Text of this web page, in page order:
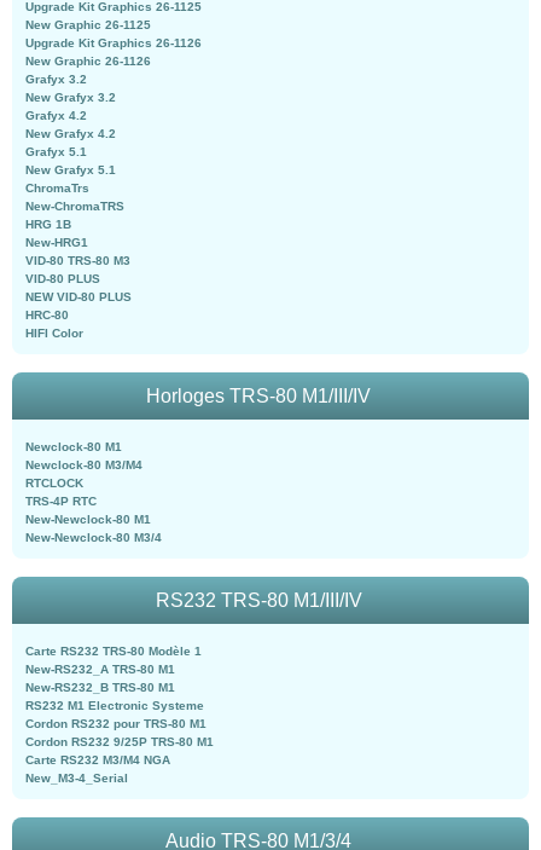
Upgrade Kit Graphics 26-1125
New Graphic 26-1125
Upgrade Kit Graphics 26-1126
New Graphic 26-1126
Grafyx 3.2
New Grafyx 3.2
Grafyx 4.2
New Grafyx 4.2
Grafyx 5.1
New Grafyx 5.1
ChromaTrs
New-ChromaTRS
HRG 1B
New-HRG1
VID-80 TRS-80 M3
VID-80 PLUS
NEW VID-80 PLUS
HRC-80
HIFI Color
Horloges TRS-80 M1/III/IV
Newclock-80 M1
Newclock-80 M3/M4
RTCLOCK
TRS-4P RTC
New-Newclock-80 M1
New-Newclock-80 M3/4
RS232 TRS-80 M1/III/IV
Carte RS232 TRS-80 Modèle 1
New-RS232_A TRS-80 M1
New-RS232_B TRS-80 M1
RS232 M1 Electronic Systeme
Cordon RS232 pour TRS-80 M1
Cordon RS232 9/25P TRS-80 M1
Carte RS232 M3/M4 NGA
New_M3-4_Serial
Audio TRS-80 M1/3/4